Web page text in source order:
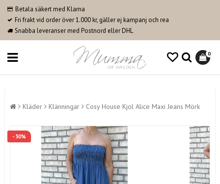
Betala säkert med Klarna
Fri frakt vid order över 1.000 kr, gäller ej kampanj och rea
Snabba leveranser med Postnord eller DHL
0
Kläder Klänningar Cosy House Kjol Alice Maxi Jeans Mörk
- 50%